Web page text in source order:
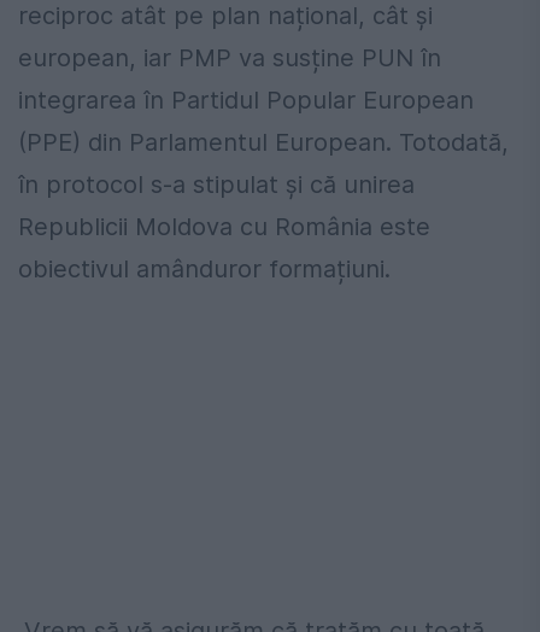
reciproc atât pe plan național, cât și
european, iar PMP va susține PUN în
integrarea în Partidul Popular European
(PPE) din Parlamentul European. Totodată,
în protocol s-a stipulat și că unirea
Republicii Moldova cu România este
obiectivul amânduror formațiuni.